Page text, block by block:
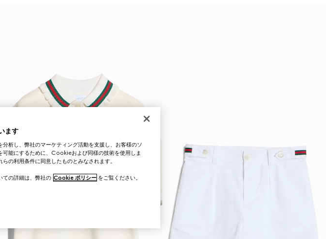
ます
析し、弊社のマーケティング活動を支援し、お客様のソ
可能にするために、Cookieおよび同様の技術を使用しま
の利用条件に同意したものとみなされます。
ての詳細は、弊社の Cookie ポリシー をご覧ください。